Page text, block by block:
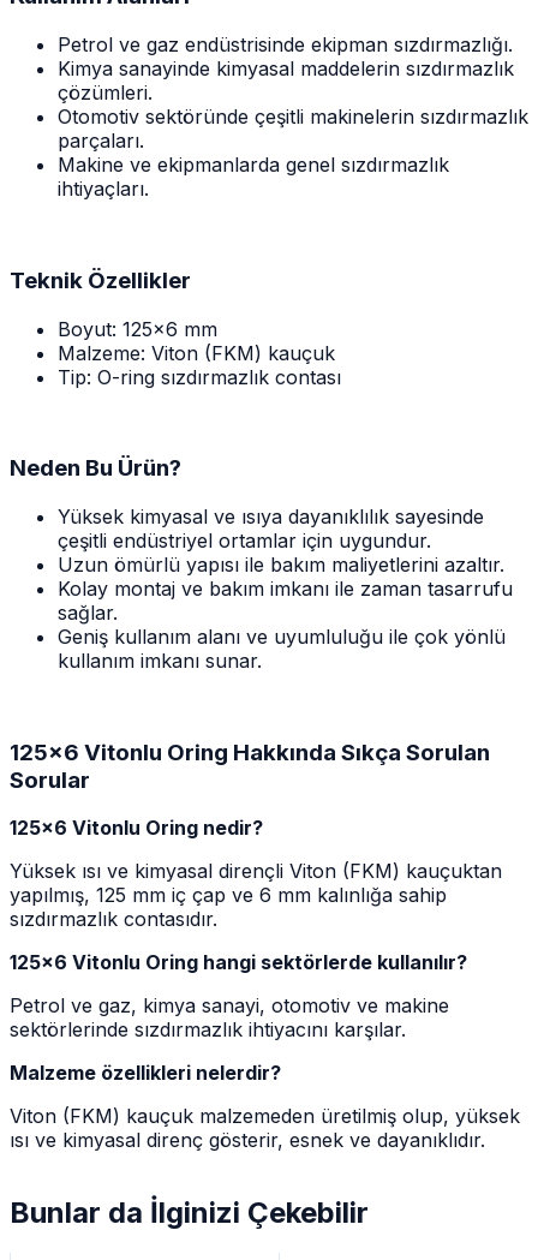
Petrol ve gaz endüstrisinde ekipman sızdırmazlığı.
Kimya sanayinde kimyasal maddelerin sızdırmazlık
çözümleri.
Otomotiv sektöründe çeşitli makinelerin sızdırmazlık
parçaları.
Makine ve ekipmanlarda genel sızdırmazlık
ihtiyaçları.
Teknik Özellikler
Boyut: 125x6 mm
Malzeme: Viton (FKM) kauçuk
Tip: O-ring sızdırmazlık contası
Neden Bu Ürün?
Yüksek kimyasal ve ısıya dayanıklılık sayesinde
çeşitli endüstriyel ortamlar için uygundur.
Uzun ömürlü yapısı ile bakım maliyetlerini azaltır.
Kolay montaj ve bakım imkanı ile zaman tasarrufu
sağlar.
Geniş kullanım alanı ve uyumluluğu ile çok yönlü
kullanım imkanı sunar.
125x6 Vitonlu Oring Hakkında Sıkça Sorulan
Sorular
125x6 Vitonlu Oring nedir?
Yüksek ısı ve kimyasal dirençli Viton (FKM) kauçuktan
yapılmış, 125 mm iç çap ve 6 mm kalınlığa sahip
sızdırmazlık contasıdır.
125x6 Vitonlu Oring hangi sektörlerde kullanılır?
Petrol ve gaz, kimya sanayi, otomotiv ve makine
sektörlerinde sızdırmazlık ihtiyacını karşılar.
Malzeme özellikleri nelerdir?
Viton (FKM) kauçuk malzemeden üretilmiş olup, yüksek
ısı ve kimyasal direnç gösterir, esnek ve dayanıklıdır.
Bunlar da İlginizi Çekebilir